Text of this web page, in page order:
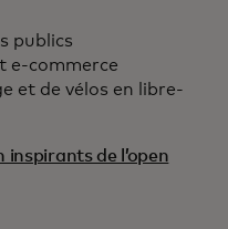
publics
e-commerce
et de vélos en libre-
inspirants de l’open